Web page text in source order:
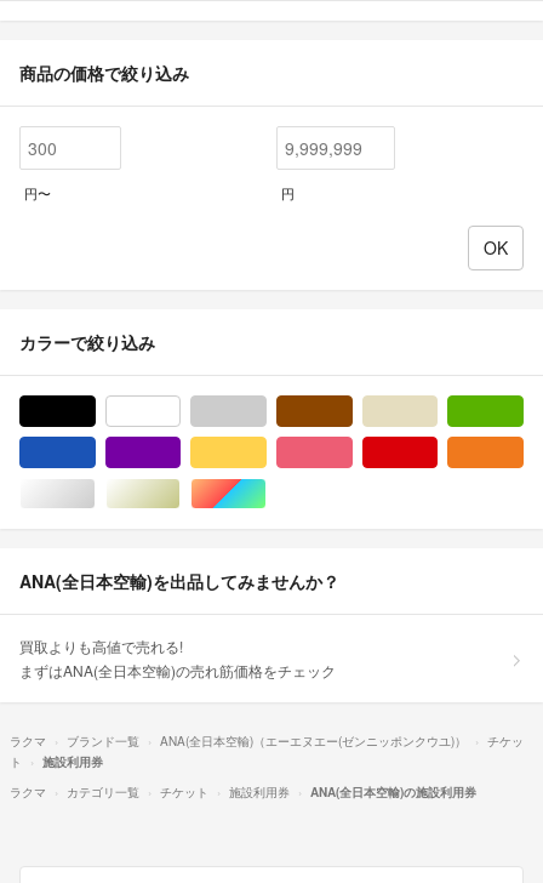
商品の価格で絞り込み
円〜 円
カラーで絞り込み
シルバー/銀色系ゴールド/金色系マルチカラー
ANA(全日本空輸)を出品してみませんか？
買取よりも高値で売れる!
まずはANA(全日本空輸)の売れ筋価格をチェック
ラクマ ブランド一覧 ANA(全日本空輸)（エーエヌエー(ゼンニッポンクウユ)）
チケッ
ト
施設利用券
ラクマ
カテゴリ一覧 チケット 施設利用券 ANA(全日本空輸)の施設利用券